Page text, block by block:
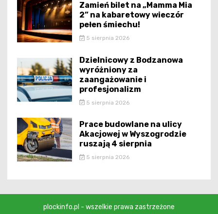
Zamień bilet na „Mamma Mia
2” na kabaretowy wieczór
pełen śmiechu!
5 sierpnia 2026
Dzielnicowy z Bodzanowa
wyróżniony za
zaangażowanie i
profesjonalizm
5 sierpnia 2026
Prace budowlane na ulicy
Akacjowej w Wyszogrodzie
ruszają 4 sierpnia
5 sierpnia 2026
plockinfo.pl - wszelkie prawa zastrzeżone